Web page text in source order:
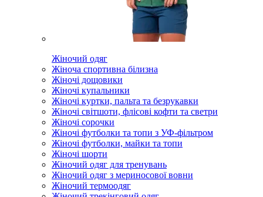
Жіночий одяг
Жіноча спортивна білизна
Жіночі дощовики
Жіночі купальники
Жіночі куртки, пальта та безрукавки
Жіночі світшоти, флісові кофти та светри
Жіночі сорочки
Жіночі футболки та топи з УФ-фільтром
Жіночі футболки, майки та топи
Жіночі шорти
Жіночий одяг для тренувань
Жіночий одяг з мериносової вовни
Жіночий термоодяг